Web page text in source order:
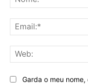
Garda o meu